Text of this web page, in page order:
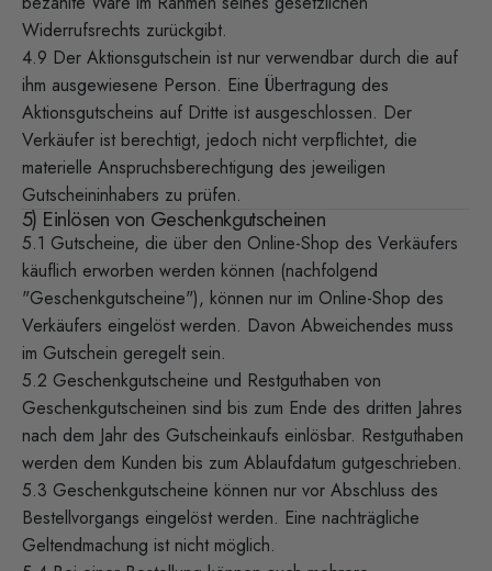
Widerrufsrechts zurückgibt.
4.9 Der Aktionsgutschein ist nur verwendbar durch die auf
ihm ausgewiesene Person. Eine Übertragung des
Aktionsgutscheins auf Dritte ist ausgeschlossen. Der
Verkäufer ist berechtigt, jedoch nicht verpflichtet, die
materielle Anspruchsberechtigung des jeweiligen
Gutscheininhabers zu prüfen.
5) Einlösen von Geschenkgutscheinen
5.1 Gutscheine, die über den Online-Shop des Verkäufers
käuflich erworben werden können (nachfolgend
"Geschenkgutscheine"), können nur im Online-Shop des
Verkäufers eingelöst werden. Davon Abweichendes muss
im Gutschein geregelt sein.
5.2 Geschenkgutscheine und Restguthaben von
Geschenkgutscheinen sind bis zum Ende des dritten Jahres
nach dem Jahr des Gutscheinkaufs einlösbar. Restguthaben
werden dem Kunden bis zum Ablaufdatum gutgeschrieben.
5.3 Geschenkgutscheine können nur vor Abschluss des
Bestellvorgangs eingelöst werden. Eine nachträgliche
Geltendmachung ist nicht möglich.